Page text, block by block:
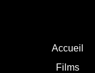
Accueil
Films